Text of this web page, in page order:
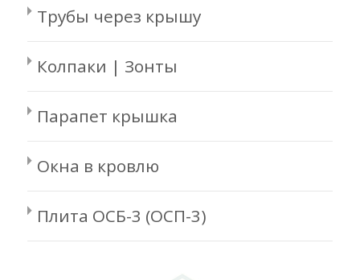
Трубы через крышу
Колпаки | Зонты
Парапет крышка
Окна в кровлю
Плита ОСБ-3 (ОСП-3)